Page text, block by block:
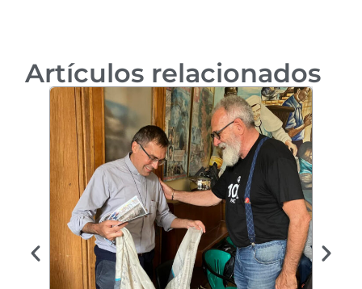
Artículos relacionados